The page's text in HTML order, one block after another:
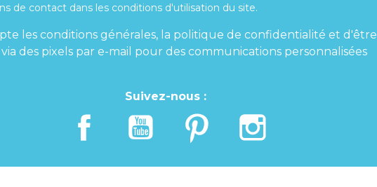
de contact dans les conditions d'utilisation du site.
les conditions générales, la politique de confidentialité et d'être
via des pixels par e-mail pour des communications personnalisées
Suivez-nous :